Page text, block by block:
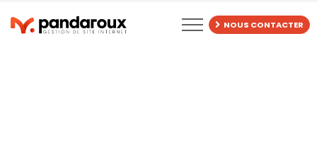
NOUS CONTACTER